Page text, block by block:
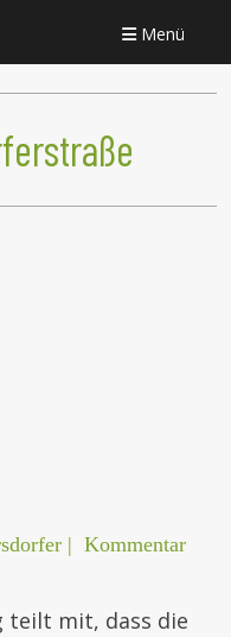
Menü
| Kommentar
teilt mit, dass die